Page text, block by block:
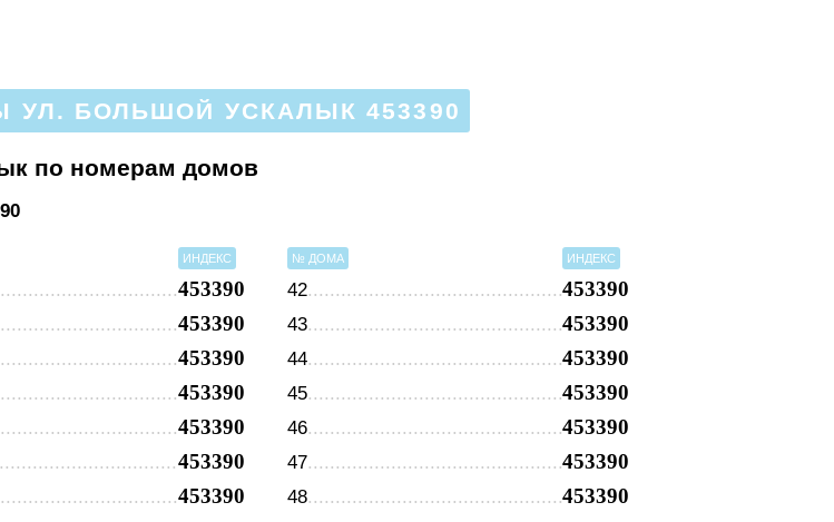
БОЛЬШОЙ УСКАЛЫК 453390
по номерам домов
ИНДЕКС
453390
453390
453390
453390
453390
453390
453390
№ ДОМА ИНДЕКС
42 453390
43 453390
44 453390
45 453390
46 453390
47 453390
48 453390